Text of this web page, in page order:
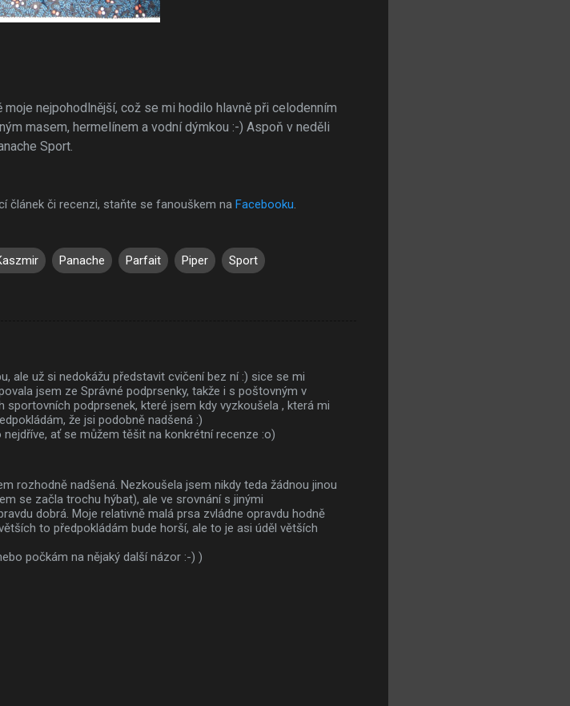
moje nejpohodlnější, což se mi hodilo hlavně při celodenním
masem, hermelínem a vodní dýmkou :-) Aspoň v neděli
Sport.
článek či recenzi, staňte se fanouškem na Facebooku
Panache Parfait Piper Sport
ale už si nedokážu představit cvičení bez ní :) sice se mi
jsem ze Správné podprsenky, takže i s poštovným v
sportovních podprsenek, které jsem kdy vyzkoušela , která mi
že jsi podobně nadšená :)
ať se můžem těšit na konkrétní recenze :o)
rozhodně nadšená. Nezkoušela jsem nikdy teda žádnou jinou
se začla trochu hýbat), ale ve srovnání s jinými
dobrá. Moje relativně malá prsa zvládne opravdu hodně
to předpokládám bude horší, ale to je asi úděl větších
počkám na nějaký další názor :-) )